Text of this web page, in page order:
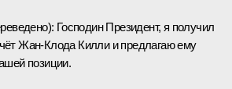
: Господин Президент, я получил
Жан-Клода Килли и предлагаю ему
позиции.